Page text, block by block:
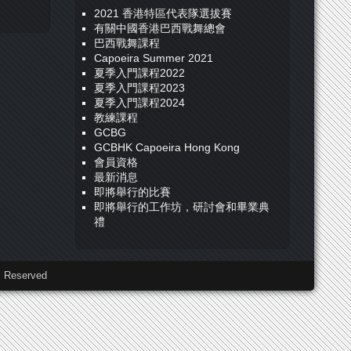
2021 香港特區代表隊選拔賽
有關中國香港巴西戰舞總會
巴西戰舞課程
Capoeira Summer 2021
夏季入門課程2022
夏季入門課程2023
夏季入門課程2024
教練課程
GCBG
GCBHK Capoeira Hong Kong
會員資格
最新消息
即將舉行的比賽
即將舉行的工作坊，研討會和畢業典
禮